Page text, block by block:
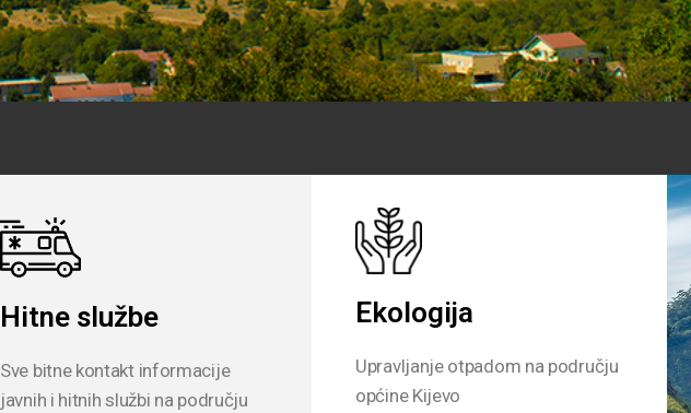
Hitne službe
Sve bitne kontakt informacije
javnih i hitnih službi na području
Ekologija
Upravljanje otpadom na području
općine Kijevo